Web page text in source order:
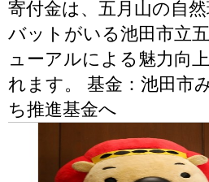
寄付金は、五月山の自
バットがいる池田市立
ューアルによる魅力向
れます。 基金：池田市
ち推進基金へ